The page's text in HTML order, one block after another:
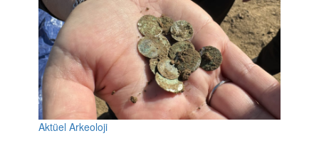
Aktüel Arkeoloji